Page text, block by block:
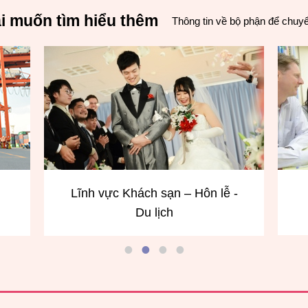
muốn tìm hiểu thêm Thông tin về bộ phận để
lễ -
Lĩnh vực giao tiếp tiếng Anh